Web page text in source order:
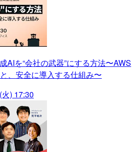
AIを“会社の武器”にする方法〜AWS
、安全に導入する仕組み〜
) 17:30